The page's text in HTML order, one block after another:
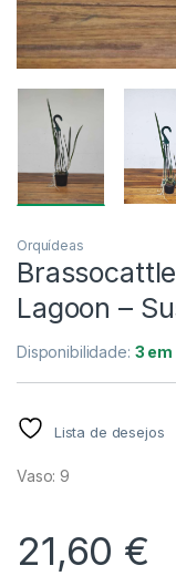
Orquídeas
Lagoon –
Disponibilidade: 3
Lista de desejos
Vaso: 9
21,60 €